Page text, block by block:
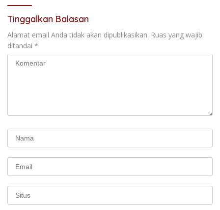
Tinggalkan Balasan
Alamat email Anda tidak akan dipublikasikan. Ruas yang wajib
ditandai *